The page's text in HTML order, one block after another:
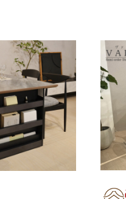
ンジ台
Idea】デスク
【PORTIER】&【LASCO】シュ
【Wickei】チェスト
【Carina】アコーディオンドア
もっと見る
【Chene】ウッドフレームソフ
（山崎実業）
自分空間
型デスク
】